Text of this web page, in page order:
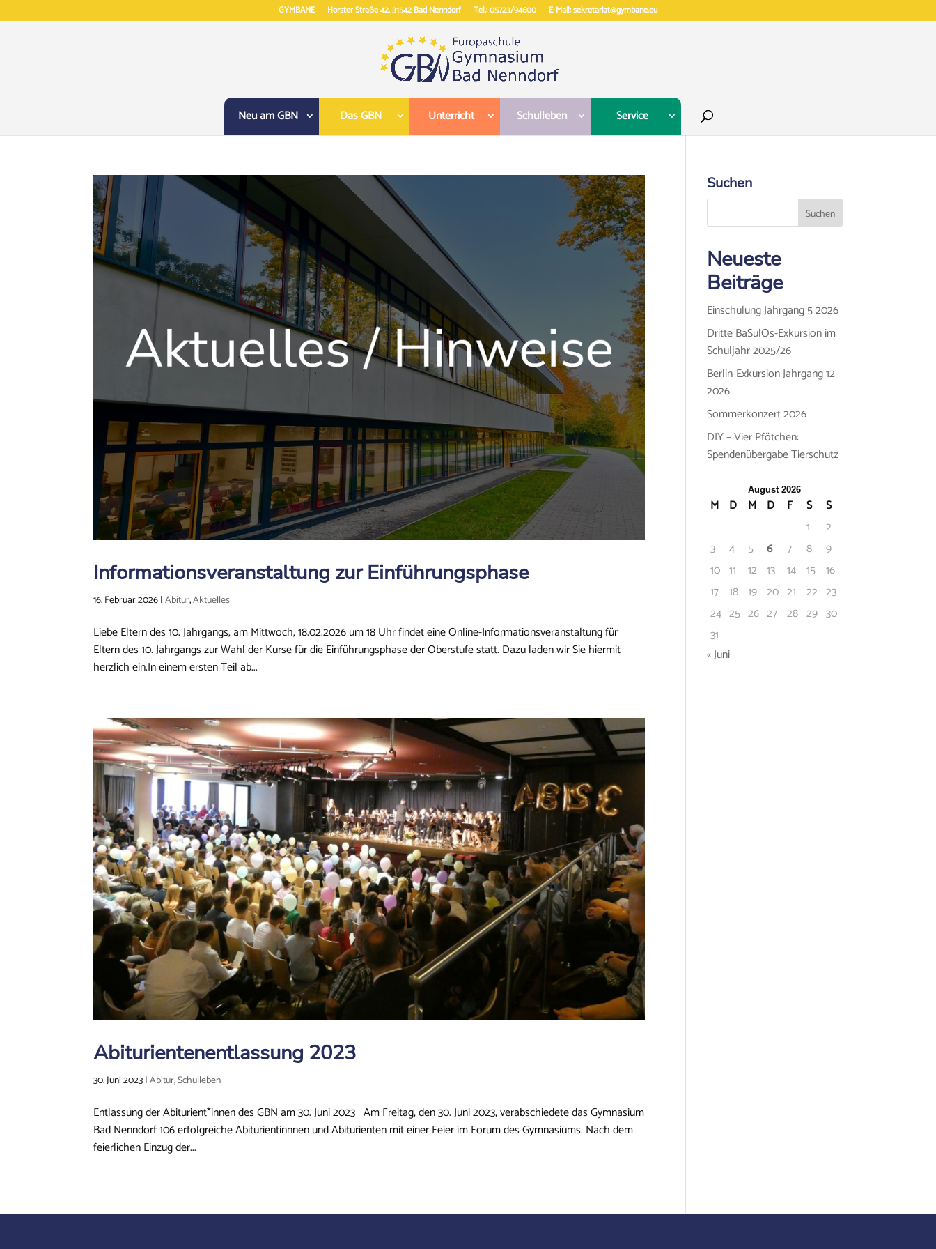
GYMBANE Horster Straße 42, 31542 Bad Nenndorf Tel.: 05723/94600 E-Mail: sekretariat@gymbane.eu
Neu am GBN Das GBN Unterricht Schulleben Service
Informationsveranstaltung zur Einführungsphase
16. Februar 2026|Abitur,Aktuelles
Liebe Eltern des 10. Jahrgangs, am Mittwoch, 18.02.2026 um 18 Uhr findet eine Online-Informationsveranstaltung für
Eltern des 10. Jahrgangs zur Wahl der Kurse für die Einführungsphase der Oberstufe statt. Dazu laden wir Sie hiermit
herzlich ein.In einem ersten Teil ab...
Abiturientenentlassung 2023
30. Juni 2023|Abitur,Schulleben
Entlassung der Abiturient*innen des GBN am 30. Juni 2023 Am Freitag, den 30. Juni 2023, verabschiedete das Gymnasium
Bad Nenndorf 106 erfolgreiche Abiturientinnnen und Abiturienten mit einer Feier im Forum des Gymnasiums. Nach dem
feierlichen Einzug der...
Suchen
Neueste
Beiträge
Einschulung Jahrgang 5 2026
Dritte BaSulOs-Exkursion im
Schuljahr 2025/26
Berlin-Exkursion Jahrgang 12
2026
Sommerkonzert 2026
DIY – Vier Pfötchen:
Spendenübergabe Tierschutz
August 2026
M D M D F S
S
1
2
3
4 5 6 7 8
9
10 11 12 13 14 15 16
17 18 19 20 21 22 23
24 25 26 27 28 29 30
31
« Juni